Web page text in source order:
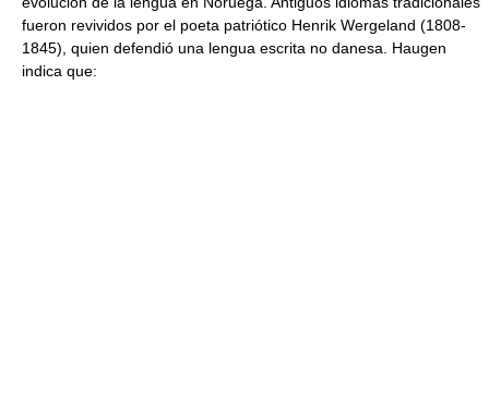
fueron revividos por el poeta patriótico Henrik Wergeland (1808-
1845), quien defendió una lengua escrita no danesa. Haugen
indica que: